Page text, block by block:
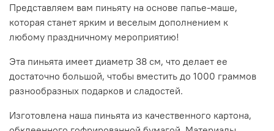
Представляем вам пиньяту на основе папье-маше,
которая станет ярким и веселым дополнением к
любому праздничному мероприятию!
Эта пиньята имеет диаметр 38 см, что делает ее
достаточно большой, чтобы вместить до 1000 граммов
разнообразных подарков и сладостей.
Изготовлена наша пиньята из качественного картона,